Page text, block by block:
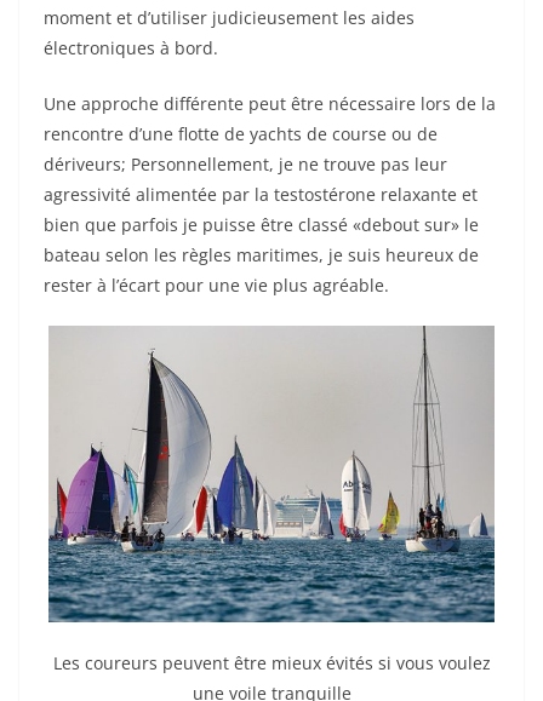
moment et d’utiliser judicieusement les aides
électroniques à bord.
Une approche différente peut être nécessaire lors de la
rencontre d’une flotte de yachts de course ou de
dériveurs; Personnellement, je ne trouve pas leur
agressivité alimentée par la testostérone relaxante et
bien que parfois je puisse être classé «debout sur» le
bateau selon les règles maritimes, je suis heureux de
rester à l’écart pour une vie plus agréable.
Les coureurs peuvent être mieux évités si vous voulez
une voile tranquille